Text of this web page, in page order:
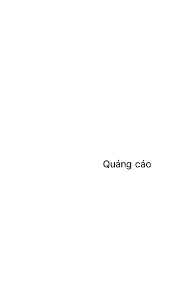
Quảng cáo